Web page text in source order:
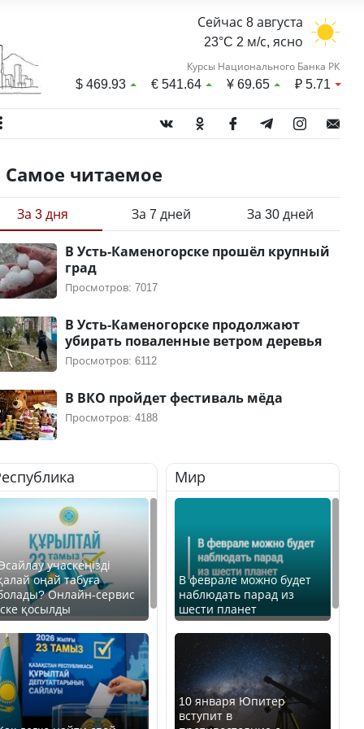
Сейчас 8 августа
23°C 2 м/с, ясно
Курсы Национального Банка РК
$469.93 €541.64 ¥69.65 ₽5.71
Самое читаемое
За 3 дня За 7 дней За 30 дней
В Усть-Каменогорске прошёл крупный
град
Просмотров: 7017
В Усть-Каменогорске продолжают
убирать поваленные ветром деревья
Просмотров: 6112
В ВКО пройдет фестиваль мёда
Просмотров: 4188
учаскеңізді
оңай табуға
Онлайн-сервис
қосылды
Мир
В феврале можно будет
наблюдать парад из
шести планет
10 января Юпитер
вступит в